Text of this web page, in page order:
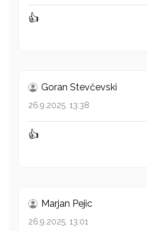
👍
Goran Stevčevski
26.9.2025. 13:38
👍
Marjan Pejic
26.9.2025. 13:01